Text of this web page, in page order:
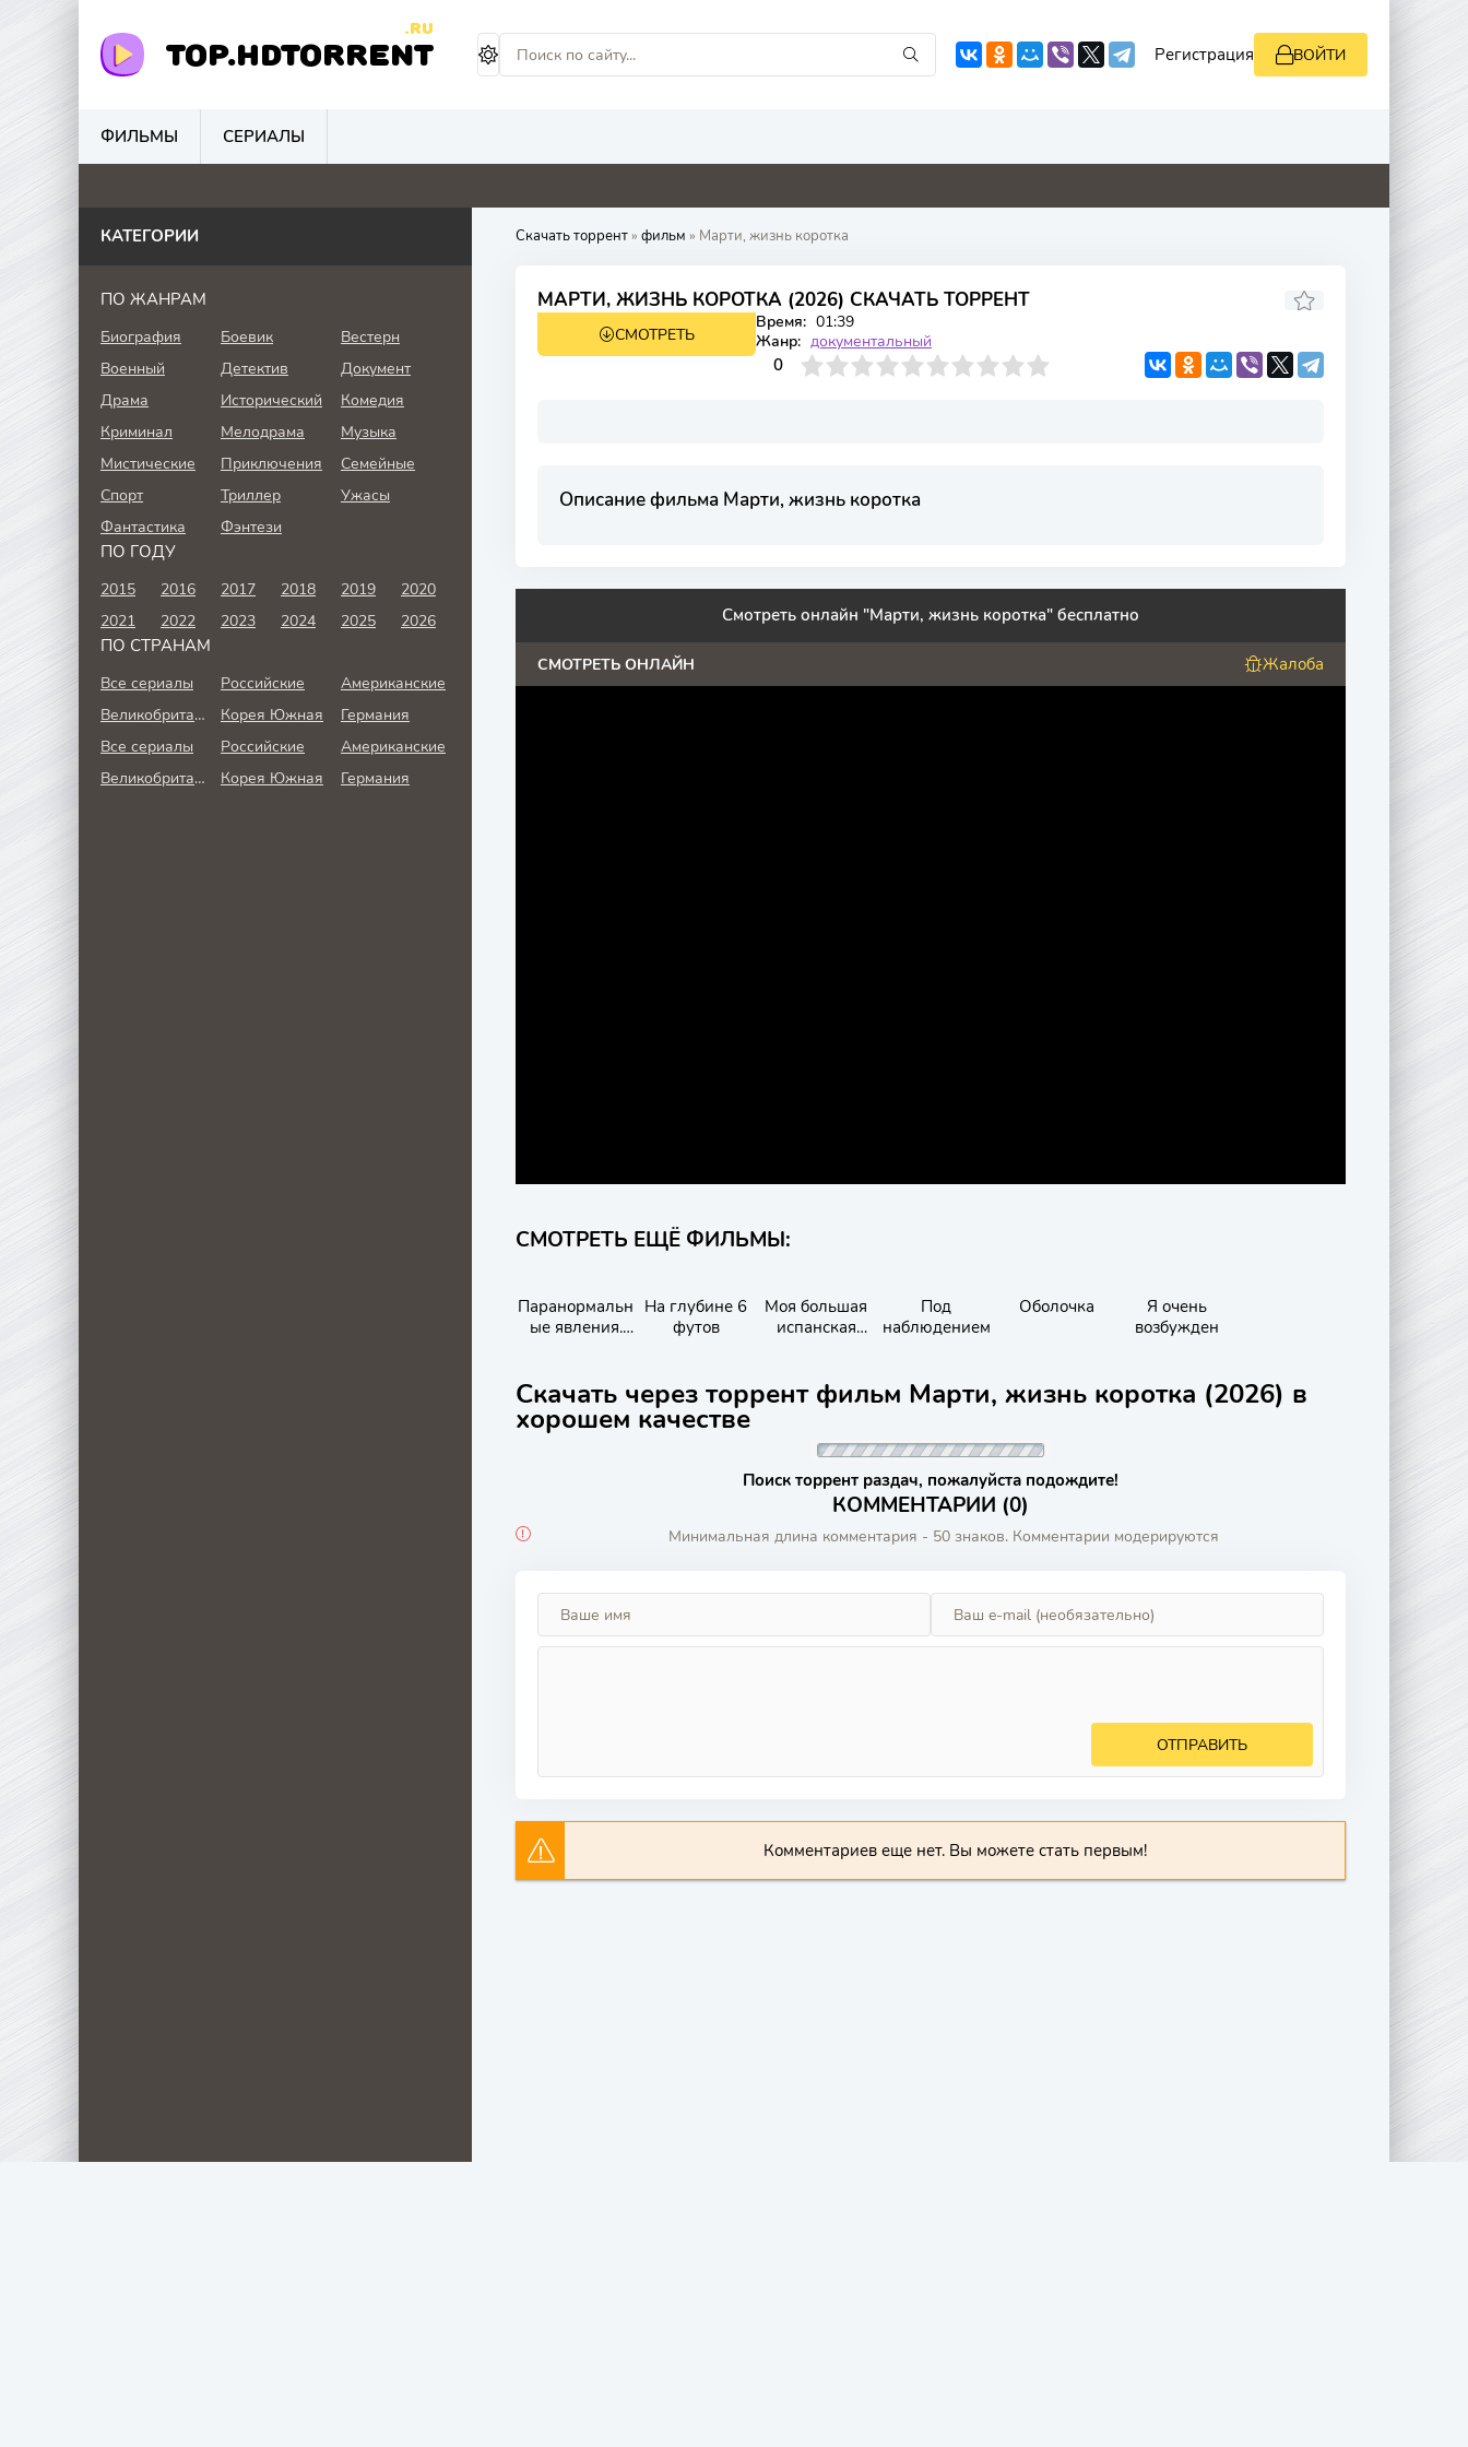
TOP.HDTORRENT
.RU
Регистрация ВОЙТИ
ФИЛЬМЫ СЕРИАЛЫ
0 0 0 0 0 0 0 0 0 0 0
Скачать торрент» фильм » Марти, жизнь коротка
МАРТИ, ЖИЗНЬ КОРОТКА (2026) СКАЧАТЬ ТОРРЕНТ
СМОТРЕТЬ
Время: 01:39
Жанр: документальный
0
4 6 7 8 9 10
Описание фильма Марти, жизнь коротка
Смотреть онлайн "Марти, жизнь коротка" бесплатно
СМОТРЕТЬ ОНЛАЙН Жалоба
СМОТРЕТЬ ЕЩЁ ФИЛЬМЫ:
Паранормальн
ые явления.
На глубине 6
футов
Моя большая
испанская
Под
наблюдением
Оболочка
Я очень
возбужден
Скачать через торрент фильм Марти, жизнь коротка (2026) в
хорошем качестве
Поиск торрент раздач, пожалуйста подождите!
КОММЕНТАРИИ (0)
Минимальная длина комментария - 50 знаков. Комментарии модерируются
ОТПРАВИТЬ
Комментариев еще нет. Вы можете стать первым!
КАТЕГОРИИ
ПО ЖАНРАМ
Биография Боевик
Вестерн
Военный
Детектив
Документ
Драма
Исторический
Комедия
Криминал
Мелодрама
Музыка
Мистические
Приключения
Семейные
Спорт
Триллер
Ужасы
Фантастика
Фэнтези
ПО ГОДУ
2015 2016 2017 2018 2019
2020
2021
2022 2023 2024 2025 2026
ПО СТРАНАМ
Все сериалы Российские
Американские
Великобритания
Корея Южная
Германия
Все сериалы
Российские
Американские
Великобритания
Корея Южная Германия